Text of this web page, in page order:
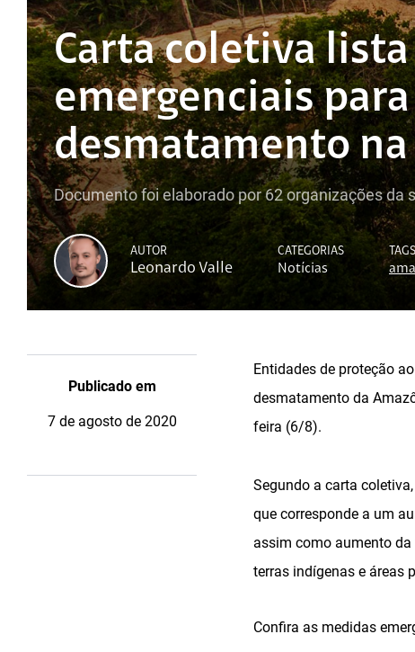
Carta coletiva
emergenciais
desmatamento
Documento foi elaborado por 62 organizações
AUTOR
Leonardo Valle
CATEGORIAS
Notícias
TAGS
Publicado em
7 de agosto de 2020
Entidades de proteção
desmatamento da
feira (6/8).
Segundo a carta
que corresponde a um
assim como aumento
terras indígenas e áreas
Confira as medidas